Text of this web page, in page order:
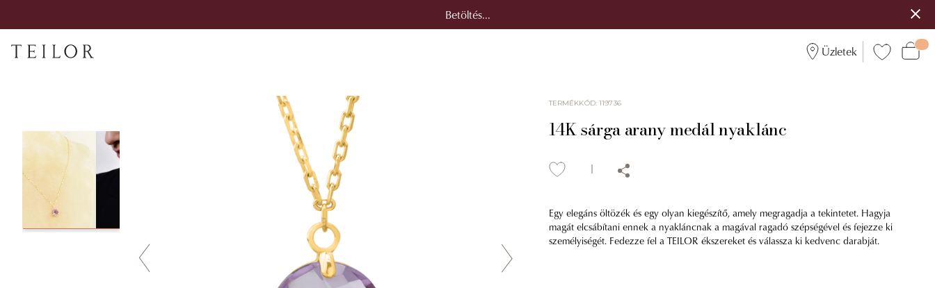
Betöltés...
Üzletek
TERMÉKKÓD:119736
14K sárga arany medál nyaklánc
Egy elegáns öltözék és egy olyan kiegészítő, amely megragadja a tekintetet. Hagyja
magát elcsábítani ennek a nyakláncnak a magával ragadó szépségével és fejezze ki
személyiségét. Fedezze fel a TEILOR ékszereket és válassza ki kedvenc darabját.